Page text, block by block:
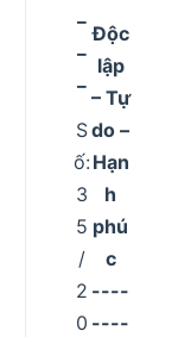
S
ố:
3
5
/
2
0
Độc
lập
– Tự
do –
Hạn
h
phú
c
----
----